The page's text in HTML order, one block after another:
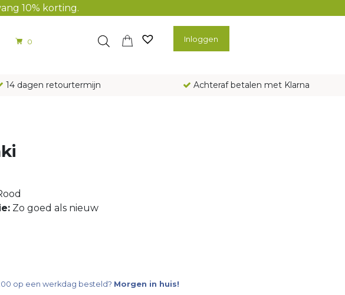
10% korting.
0 Inloggen
14 dagen retourtermijn Achteraf betalen met Klarna
Zo goed als nieuw
op een werkdag besteld? Morgen in huis!